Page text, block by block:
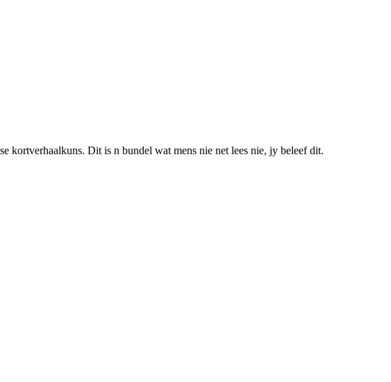
kortverhaalkuns. Dit is n bundel wat mens nie net lees nie, jy beleef dit.